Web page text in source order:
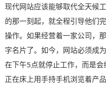
现代网站应该能够取代全天候
的那一刻起，就全程引导他们
操作。如果经营着一家公司，
字名片了。如今，网站必须成
在下午5点就停止工作，而是
正在床上用手持手机浏览着产